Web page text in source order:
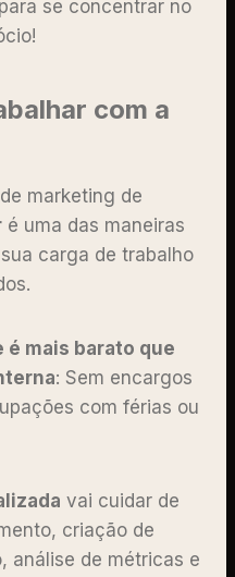
se concentrar no
com a
marketing de
é uma das maneiras
carga de trabalho
é mais barato que
: Sem encargos
com férias ou
vai cuidar de
criação de
análise de métricas e